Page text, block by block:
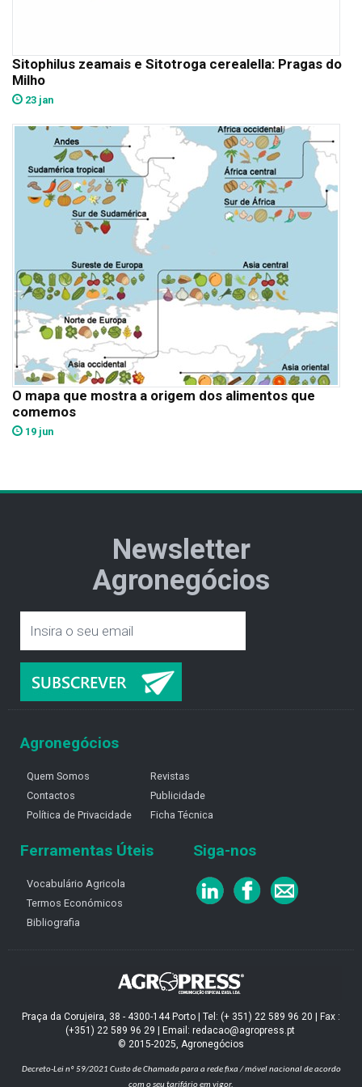
Sitophilus zeamais e Sitotroga cerealella: Pragas do
Milho
23 jan
O mapa que mostra a origem dos alimentos que
comemos
19 jun
Newsletter
Agronegócios
Agronegócios
Quem Somos
Contactos
Política de Privacidade
Revistas
Publicidade
Ficha Técnica
Ferramentas Úteis
Vocabulário Agricola
Termos Económicos
Bibliografia
Siga-nos
Praça da Corujeira, 38 - 4300-144 Porto | Tel: (+ 351) 22 589 96 20 | Fax :
(+351) 22 589 96 29 | Email: redacao@agropress.pt
© 2015-2025, Agronegócios
Decreto-Lei nº 59/2021 Custo de Chamada para a rede fixa / móvel nacional de acordo
com o seu tarifário em vigor.